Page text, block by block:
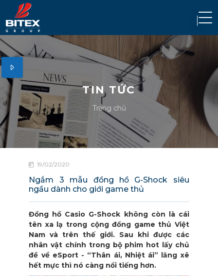
TIN TỨC
Trang chủ
19/02/2020
Ngắm 3 mẫu đồng hồ G-Shock siêu
ngầu dành cho giới game thủ
Đồng hồ Casio G-Shock không còn là cái
tên xa lạ trong cộng đồng game thủ Việt
Nam và trên thế giới. Sau khi được các
nhân vật chính trong bộ phim hot lấy chủ
đề về eSport - “Thân ái, Nhiệt ái” lăng xê
hết mực thì nó càng nổi tiếng hơn.